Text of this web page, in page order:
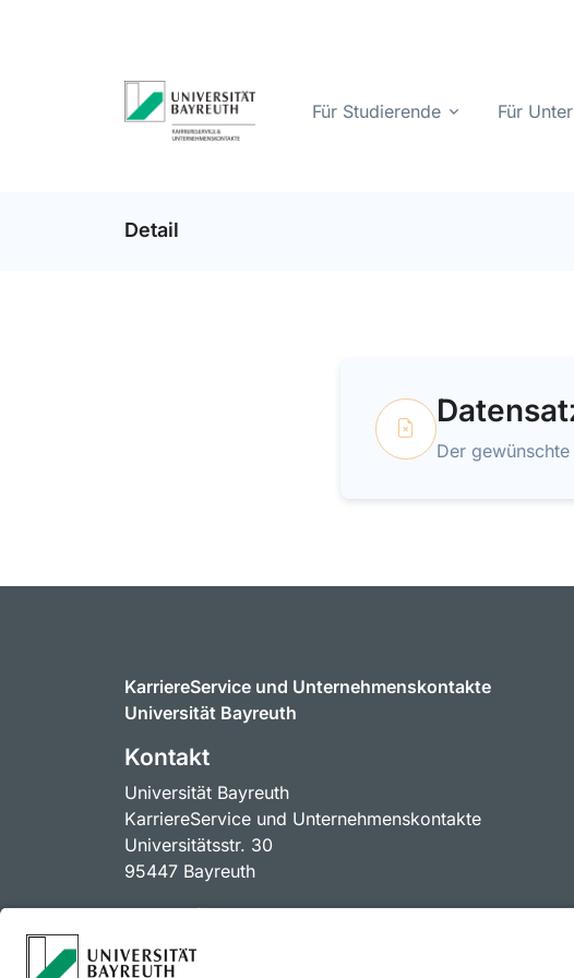
Für Studierende Für
Detail
Der
KarriereService und Unternehmenskontakte
Universität Bayreuth
Kontakt
Universität Bayreuth
KarriereService und Unternehmenskontakte
Universitätsstr. 30
95447 Bayreuth
Kontakt für Unternehmen